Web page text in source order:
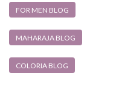
FOR MEN BLOG
MAHARAJA BLOG
COLORIA BLOG